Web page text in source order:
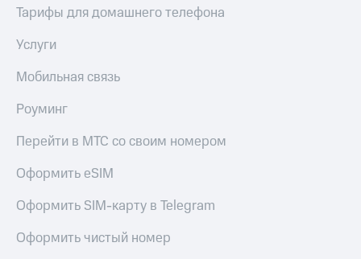
Тарифы для домашнего телефона
Услуги
Мобильная связь
Роуминг
Перейти в МТС со своим номером
Оформить eSIM
Оформить SIM-карту в Telegram
Оформить чистый номер